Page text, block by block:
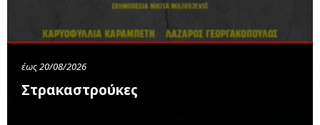
έως 20/08/2026
Στρακαστρούκες